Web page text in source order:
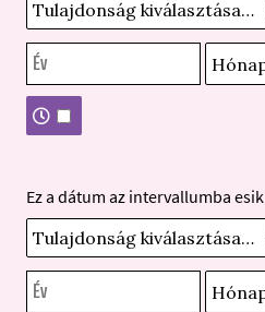
Ez a dátum az intervallumba esik